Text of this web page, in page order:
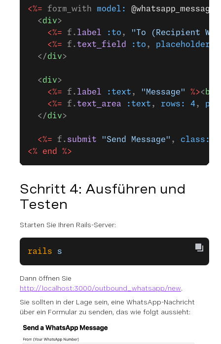
<%= form_with model: @whatsapp_message
  <
div>
    <%=
f. label :to ,
"To (Recipient
    <%=
f.text_field :to , placeholder:
  </
div>
  <
div>
    <%=
f. label :text , "Message" %>< br
    <%=
f.text_area :text , rows: 4 ,
  </
div>
  <%=
f. submit "Send Message" , class:
<% end %>
Schritt 4: Ausführen und
Testen
Starten Sie Ihren Rails-Server:
rails s
Dann öffnen Sie
http://localhost:3000/outbound_whatsapp/new.
Sie sollten in der Lage sein, eine WhatsApp-Nachricht
über ein Formular zu senden, das wie folgt aussieht: